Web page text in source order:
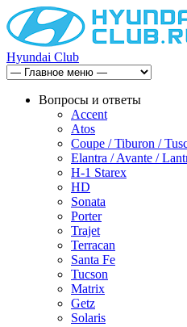
Hyundai Club
Вопросы и ответы
Accent
Atos
Coupe / Tiburon /
Elantra / Avante /
H-1 Starex
HD
Sonata
Porter
Trajet
Terracan
Santa Fe
Tucson
Matrix
Getz
Solaris